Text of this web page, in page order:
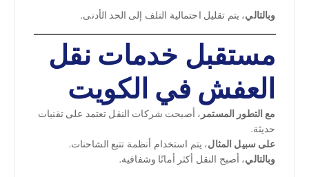
وبالتالي، يتم تقليل احتمالية التلف إلى الحد الأدنى.
مستقبل خدمات نقل
العفش في الكويت
مع التطور المستمر، أصبحت شركات النقل تعتمد على تقنيات
حديثة.
على سبيل المثال، يتم استخدام أنظمة تتبع الشاحنات.
وبالتالي، أصبح النقل أكثر أمانًا وشفافية.